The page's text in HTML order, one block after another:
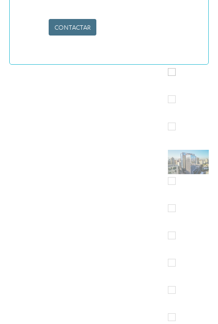
CONTACTAR